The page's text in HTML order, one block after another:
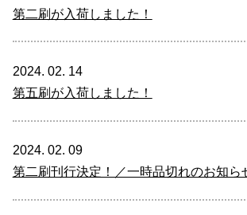
第二刷が入荷しました！
2024. 02. 14
第五刷が入荷しました！
2024. 02. 09
第二刷刊行決定！／一時品切れのお知ら